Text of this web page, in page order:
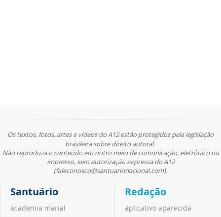
Os textos, fotos, artes e vídeos do A12 estão protegidos pela legislação
brasileira sobre direito autoral.
Não reproduza o conteúdo em outro meio de comunicação, eletrônico ou
impresso, sem autorização expressa do A12
(faleconosco@santuarionacional.com).
Santuário
academia marial
Redação
aplicativo aparecida